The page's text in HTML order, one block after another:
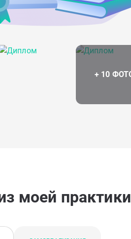
моей практики